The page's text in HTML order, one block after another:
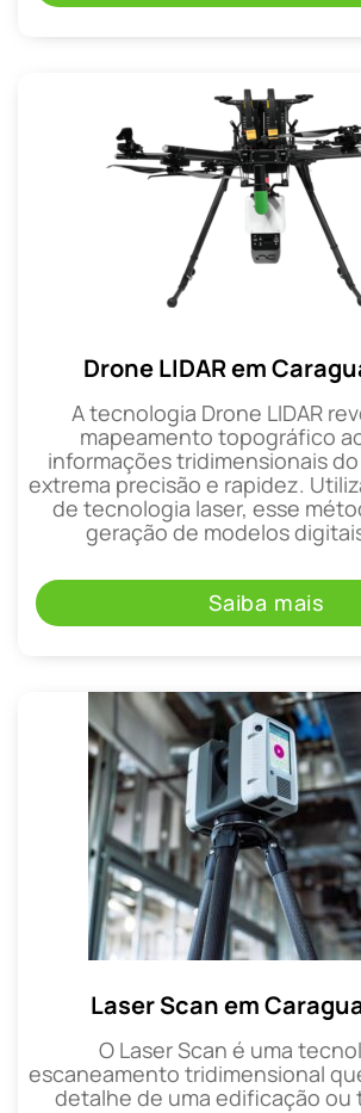
Drone LIDAR em
A tecnologia Drone LIDAR
mapeamento topográfico
informações tridimensionais
extrema precisão e rapidez.
de tecnologia laser, esse
geração de modelos
Saiba mais
Laser Scan em
O Laser Scan é uma
escaneamento tridimensional
detalhe de uma edificação ou